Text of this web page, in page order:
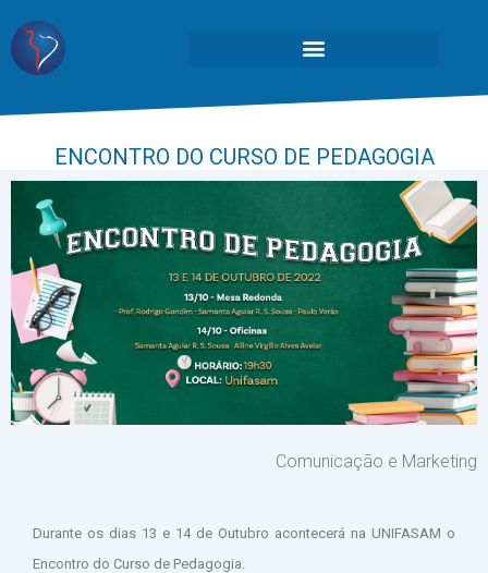
ENCONTRO DO CURSO DE PEDAGOGIA
Comunicação e Marketing
Durante os dias 13 e 14 de Outubro acontecerá na UNIFASAM o
Encontro do Curso de Pedagogia.